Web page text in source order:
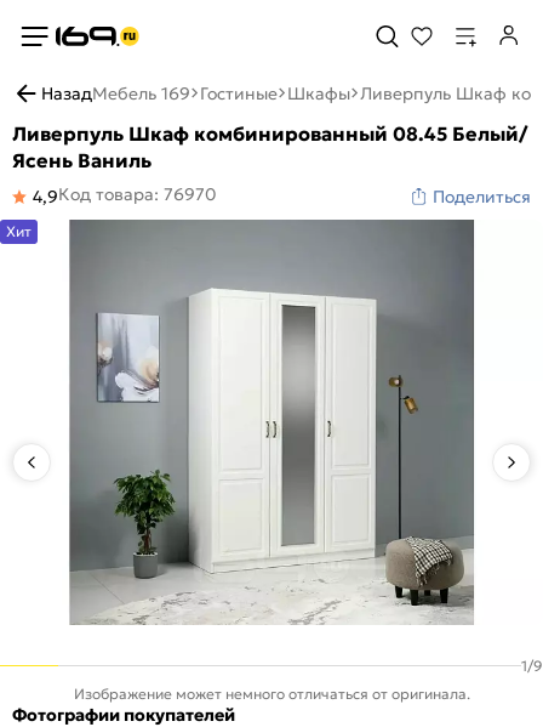
НазадМебель 169 Гостиные Шкафы Ливерпуль Шкаф
Ливерпуль Шкаф комбинированный 08.45 Белый/
Ясень Ваниль
4,9Код товара: 76970 Поделиться
1/9
Хит
Изображение может немного отличаться от оригинала.
Фотографии покупателей